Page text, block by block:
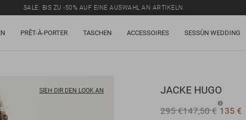
SALE: BIS ZU -50% AUF EINE AUSWAHL AN ARTIKELN.
PRÊT-À-PORTER TASCHEN ACCESSOIRES SESSÙN WEDDING
SIEH DIR DEN LOOK AN JACKE HUGO
295 €147,50 € 135 €